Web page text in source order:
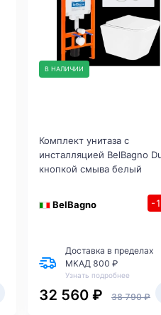
В НАЛИЧИИ
Комплект унитаза с
инсталляцией BelBagno
кнопкой смыва белый
BelBagno -
Доставка в пределах
МКАД 800 ₽
Узнать подробнее
32 560 ₽ 38 790 ₽